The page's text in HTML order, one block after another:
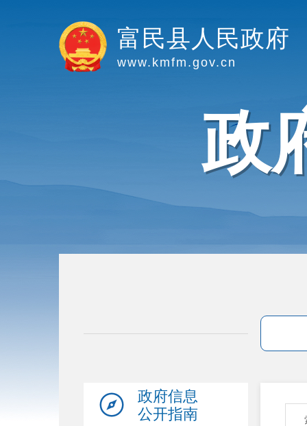
富民县人民政府
www.kmfm.gov.cn
政
政府信息
公开指南